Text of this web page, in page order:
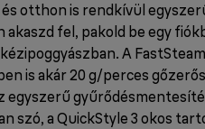
otthon is rendkívül
akaszd fel, pakold be egy
kézipoggyászban. A
is akár 20 g/perces
egyszerű
szó, a QuickStyle 3 okos